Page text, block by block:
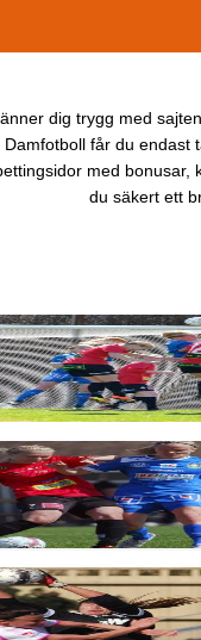
dig trygg med
får du
med
du säkert ett
– QBIK